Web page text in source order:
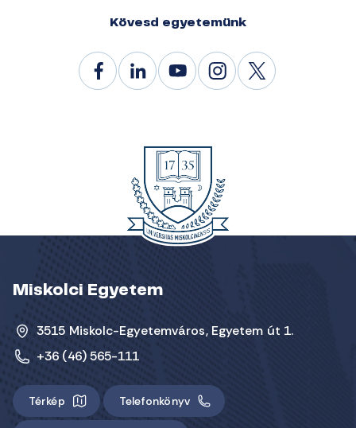
Kövesd egyetemünk
Miskolci Egyetem
3515 Miskolc-Egyetemváros, Egyetem út 1.
+36 (46) 565-111
Térkép Telefonkönyv